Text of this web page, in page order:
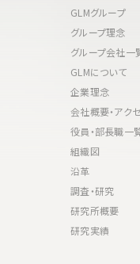
GLMグループ
グループ理念
グループ会社一
GLMについて
企業理念
会社概要・アク
役員・部長職一
組織図
沿革
調査・研究
研究所概要
研究実績